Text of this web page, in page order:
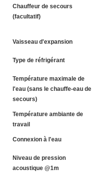
Chauffeur de secours
(facultatif)
Vaisseau d'expansion
Type de réfrigérant
Température maximale de
l'eau (sans le chauffe-eau de
secours)
Température ambiante de
travail
Connexion à l'eau
Niveau de pression
acoustique @1m